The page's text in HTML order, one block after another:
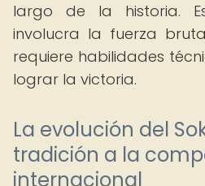
largo de la historia.
involucra la fuerza
requiere habilidades
lograr la victoria.
La evolución del
tradición a la
internacional